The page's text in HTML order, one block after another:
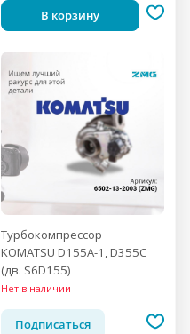
В корзину
Турбокомпрессор
KOMATSU D155A-1, D355C
(дв. S6D155)
Нет в наличии
Подписаться